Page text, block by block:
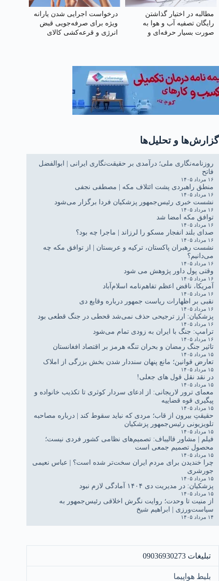
مطالبه در اختیار گذاشتن
رایگان تصفیه آب و هوا به‌
صورت بسیار حرفه‌ای و
درخواست اجرایی شدن یارانه
ویژه برای صرفه‌جویی قبض
انرژی و قرعه‌کشی کالای
گزارش‌ها و تحلیل‌ها
روزنامه‌نگاری ملی؛ درآمدی بر حقیقت‌نگاری ایرانی | ابوالفضل
فاتح
۱۶ مرداد ۱۴۰۵
منطق راهبردی پشت ائتلاف مکه | مصطفی نجفی
۱۶ مرداد ۱۴۰۵
نشست خبری رئیس‌جمهور پزشکیان فردا برگزار می‌شود
۱۶ مرداد ۱۴۰۵
توافق مکه امضا شد
۱۶ مرداد ۱۴۰۵
صدای بلند انفجار مسکو را لرزاند | ماجرا چه بود؟
۱۶ مرداد ۱۴۰۵
نشست رهبران پاکستان، ترکیه و عربستان | از توافق مکه چه
می‌دانیم؟
۱۶ مرداد ۱۴۰۵
وقتی پول داور پژوهش می شود
۱۶ مرداد ۱۴۰۵
آمریکا، ناقض اعظم تفاهم‌نامه اسلام‌آباد
۱۶ مرداد ۱۴۰۵
نقبی بر اظهارات ریاست جمهور درباره وقایع دی
۱۶ مرداد ۱۴۰۵
پزشکیان: ارز ترجیحی حذف نمی‌شد قحطی در جنگ قطعی بود
۱۶ مرداد ۱۴۰۵
ترامپ: جنگ با ایران به زودی تمام می‌شود
۱۶ مرداد ۱۴۰۵
تاثیر جنگ رمضان و بحران تنگه هرمز بر اقتصاد افغانستان
۱۵ مرداد ۱۴۰۵
تعارض قوانین؛ مانع پنهان سنددار شدن بخش بزرگی از املاک
۱۵ مرداد ۱۴۰۵
در نقد نقل قول های جعلی!
۱۵ مرداد ۱۴۰۵
معمای ترور لاریجانی: از ادعای سردار کوثری تا تکذیب خانواده و
پیگیری قوه قضاییه
۱۵ مرداد ۱۴۰۵
حقیقتِ بیرون از قاب؛ مردی که نباید سقوط کند | درباره مصاحبه
تلویزیونی رئیس‌جمهور پزشکیان
۱۵ مرداد ۱۴۰۵
فیلم | مشاور قالیباف: تصمیم‌های نظامی کشور فردی نیست؛
محصول تصمیم جمعی است
۱۵ مرداد ۱۴۰۵
چرا خندیدن برای مردم ایران سخت‌تر شده است؟ | عباس نعیمی
جورشری
۱۵ مرداد ۱۴۰۵
پزشکیان: در مدیریت دی ۱۴۰۴ آمادگی لازم نبود
۱۵ مرداد ۱۴۰۵
از منیت تا وحدت؛ روایت نگرش اخلاقی رئیس‌جمهور به
سیاست‌ورزی | ابراهیم شیخ
۱۴ مرداد ۱۴۰۵
تبلیغات 09036930273
بلیط هواپیما